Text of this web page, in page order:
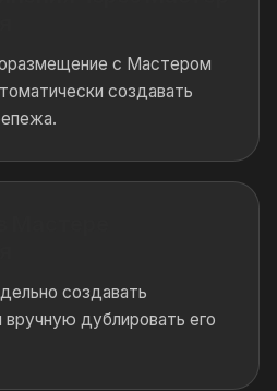
с Мастером
создавать
создавать
дублировать его